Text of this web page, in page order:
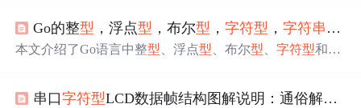
型 注入攻击手段及其防范方法。
Go的整型 ，浮点型 ，布尔型 ，字符型 ，字符串 型
本文介绍了Go语言中整型 、浮点型 、布尔型 、字符型和字
采用UTF - 8编码；字符串型赋值后不能修改，有两种表现
串口字符型LCD数据帧结构图解说明：通俗解释每一